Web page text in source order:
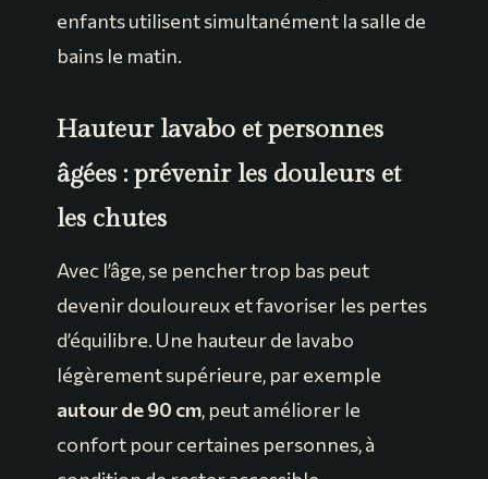
enfants utilisent simultanément la salle de
bains le matin.
Hauteur lavabo et personnes
âgées : prévenir les douleurs et
les chutes
Avec l’âge, se pencher trop bas peut
devenir douloureux et favoriser les pertes
d’équilibre. Une hauteur de lavabo
légèrement supérieure, par exemple
autour de 90 cm, peut améliorer le
confort pour certaines personnes, à